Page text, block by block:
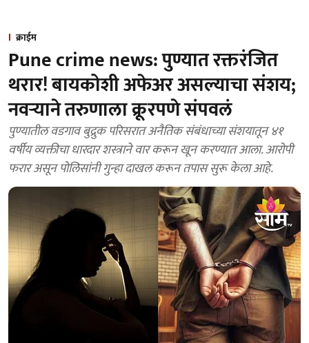
क्राईम
Pune crime news: पुण्यात रक्तरंजित
थरार! बायकोशी अफेअर असल्याचा संशय;
नवऱ्याने तरुणाला क्रूरपणे संपवलं
पुण्यातील वडगाव बुद्रुक परिसरात अनैतिक संबंधाच्या संशयातून ४१
वर्षीय व्यक्तीचा धारदार शस्त्राने वार करून खून करण्यात आला. आरोपी
फरार असून पोलिसांनी गुन्हा दाखल करून तपास सुरू केला आहे.